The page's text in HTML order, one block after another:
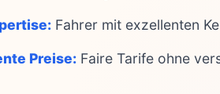
Fahrer mit exzellenten
Preise: Faire Tarife ohne